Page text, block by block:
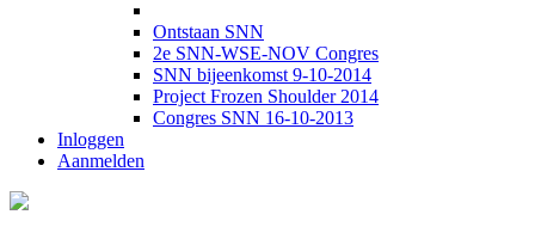
Ontstaan SNN
2e SNN-WSE-NOV Congres
SNN bijeenkomst 9-10-2014
Project Frozen Shoulder 2014
Congres SNN 16-10-2013
Inloggen
Aanmelden